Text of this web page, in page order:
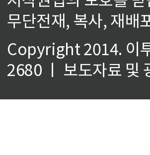
무단전재, 복사, 재배
Copyright 2014. 이
2680 ㅣ 보도자료